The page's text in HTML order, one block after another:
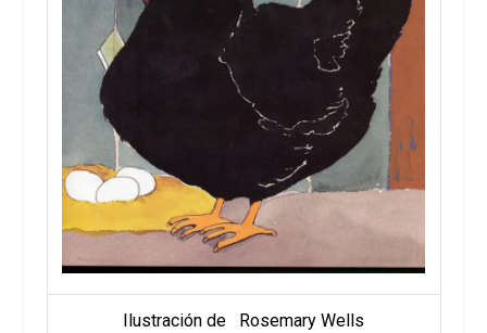
Ilustración de Rosemary Wells